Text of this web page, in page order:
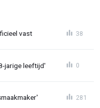
vast 38
jarige leeftijd' 0
281